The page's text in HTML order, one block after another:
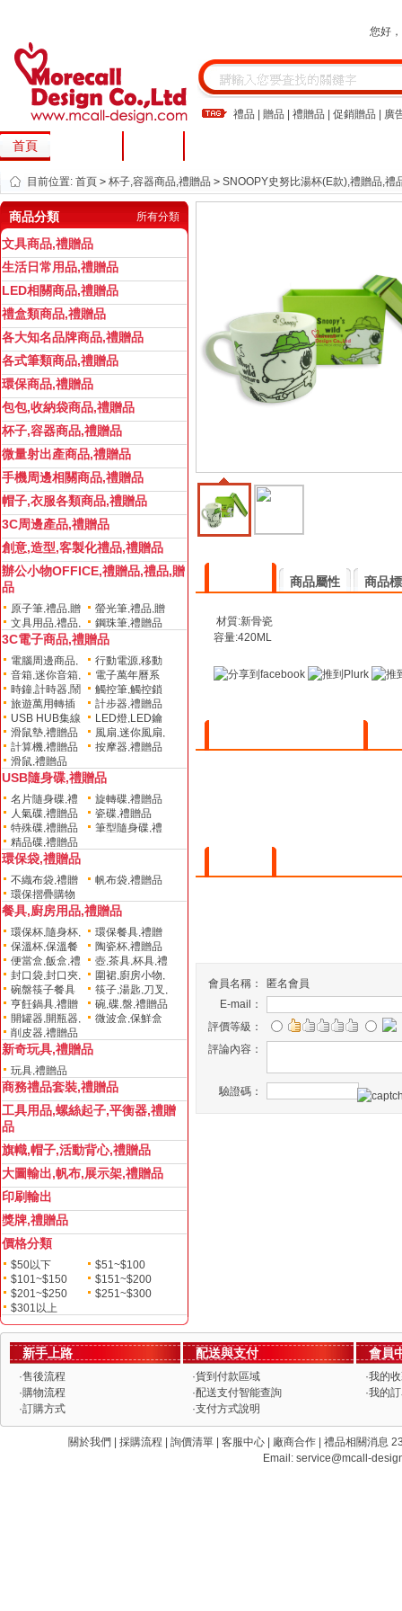
您好
禮品 贈品 禮贈品 促銷贈品 廣
首頁
目前位置: 首頁 > 杯子,容器商品,禮贈品 > SNOOPY史努比湯杯(E款),禮贈品,禮
商品分類 所有分類
文具商品,禮贈品
生活日常用品,禮贈品
LED相關商品,禮贈品
禮盒類商品,禮贈品
各大知名品牌商品,禮贈品
各式筆類商品,禮贈品
環保商品,禮贈品
包包,收納袋商品,禮贈品
杯子,容器商品,禮贈品
微量射出產商品,禮贈品
手機周邊相關商品,禮贈品
帽子,衣服各類商品,禮贈品
3C周邊產品,禮贈品
創意,造型,客製化禮品,禮贈品
辦公小物OFFICE,禮贈品,禮品,贈
品
原子筆,禮品,贈
品,禮贈品
螢光筆,禮品,贈
品,禮贈品
文具用品,禮品,
贈品,禮贈品,促銷
贈品
鋼珠筆,禮贈品
3C電子商品,禮贈品
電腦周邊商品,
禮贈品
行動電源,移動
電源,禮贈品
音箱,迷你音箱,
禮贈品
電子萬年曆系
列,禮贈品
時鐘,計時器,鬧
鐘,禮贈品
觸控筆,觸控鎖
圈,觸控吊飾,禮贈
品
旅遊萬用轉插
頭,禮贈品
計步器,禮贈品
USB HUB集線
器,讀卡器,禮贈品
LED燈,LED鑰
匙扣,手電筒,禮贈
品
滑鼠墊,禮贈品
風扇,迷你風扇,
禮贈品
計算機,禮贈品
按摩器,禮贈品
滑鼠,禮贈品
USB隨身碟,禮贈品
名片隨身碟,禮
贈品
旋轉碟,禮贈品
人氣碟,禮贈品
瓷碟,禮贈品
特殊碟,禮贈品
筆型隨身碟,禮
精品碟,禮贈品
環保袋,禮贈品
不織布袋,禮贈
品
帆布袋,禮贈品
環保摺疊購物
袋,造型款,禮贈品
餐具,廚房用品,禮贈品
環保杯,隨身杯,
水壺,禮贈品
環保餐具,禮贈
品
保溫杯,保溫餐
具,禮贈品
陶瓷杯,禮贈品
便當盒,飯盒,禮
贈品
壺,茶具,杯具,禮
贈品
封口袋,封口夾,
密封袋,禮贈品
圍裙,廚房小物,
禮贈品
碗盤筷子餐具
組,禮贈品
筷子,湯匙,刀叉,
禮贈品
亨飪鍋具,禮贈
品
碗,碟,盤,禮贈品
開罐器,開瓶器,
禮贈品
微波盒,保鮮盒
削皮器,禮贈品
新奇玩具,禮贈品
玩具,禮贈品
商務禮品套裝,禮贈品
工具用品,螺絲起子,平衡器,禮贈
品
旗幟,帽子,活動背心,禮贈品
大圖輸出,帆布,展示架,禮贈品
印刷輸出
獎牌,禮贈品
價格分類
$50以下
$51~$100
$101~$150
$151~$200
$201~$250
$251~$300
$301以上
商品屬性 商品
材質:新骨瓷
容量:420ML
會員名稱：
匿名會員
E-mail：
評價等級：
評論內容：
驗證碼：
新手上路
·售後流程
·購物流程
·訂購方式
配送與支付
·貨到付款區域
·配送支付智能查詢
·支付方式說明
會員
·我的
·我的
關於我們 | 採購流程 | 詢價清單 | 客服中心 | 廠商合作 | 禮品相關消
Email: service@mcall-